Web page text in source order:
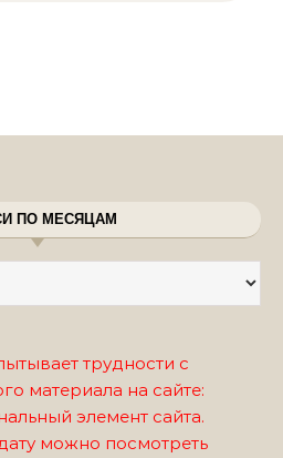
ПО МЕСЯЦАМ
трудности с
материала на сайте:
элемент сайта.
можно посмотреть